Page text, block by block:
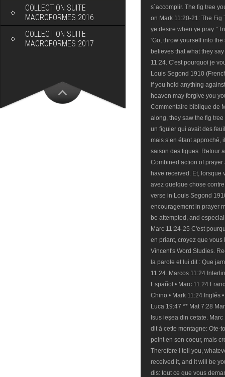
COLLECTION SUITE
MACROFORMES 2016
COLLECTION SUITE
MACROFORMES 2017
s`accomplir. The fig tree
on Mark 11:20-21: The Fig
ye desire when ye pray.
‘Go, throw yourself into
believes that what they
11:24. C'est pourquoi je
Louis Segond 1910
if you hold anything
heaven may forgive you
Commentaire biblique de
along, they saw the fig
un figuier qui avait des
mais s’en étant approché,
saison des figues. Retour
Combined action of prayer
have received. Et, lorsque
avez quelque chose
verse in Louis Segond
encouragement in prayer
be attempted, and
Marc 11:24-25 C'est
en priant, croyez que vous
Vincent's Word Studies.
la parole et lui dit : Que
11:24. Marcos 11:24
Español • Marc 11:24
Chino • Mark 11:24 Inglés
Luca 19:47 ** Mat 7:28
Isus ieşea din cetate.
dit à cette montagne: Ote-
point en son coeur, mais
Therefore I tell you,
received it, and it will be
dis: tout ce que vous